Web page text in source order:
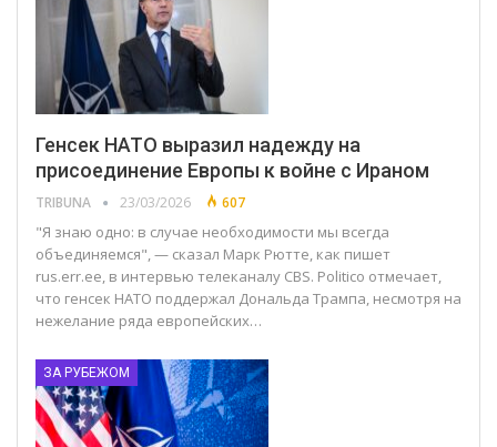
Генсек НАТО выразил надежду на
присоединение Европы к войне с Ираном
TRIBUNA 23/03/2026 607
"Я знаю одно: в случае необходимости мы всегда
объединяемся", — сказал Марк Рютте, как пишет
rus.err.ee, в интервью телеканалу CBS. Politico отмечает,
что генсек НАТО поддержал Дональда Трампа, несмотря на
нежелание ряда европейских…
ЗА РУБЕЖОМ